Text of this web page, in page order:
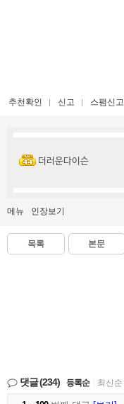
추천확인 신고 스팸신고
더러운다이슨
메뉴 인장보기
목록 본문
댓글(234) 등록순 최신순